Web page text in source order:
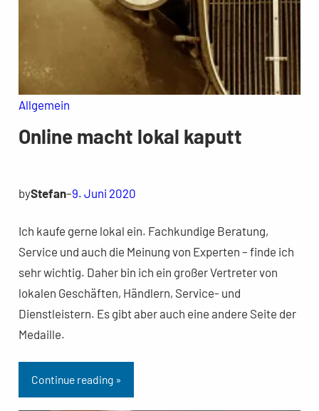
Allgemein
Online macht lokal kaputt
byStefan–9. Juni 2020
Ich kaufe gerne lokal ein. Fachkundige Beratung,
Service und auch die Meinung von Experten – finde ich
sehr wichtig. Daher bin ich ein großer Vertreter von
lokalen Geschäften, Händlern, Service- und
Dienstleistern. Es gibt aber auch eine andere Seite der
Medaille.
Continue reading »